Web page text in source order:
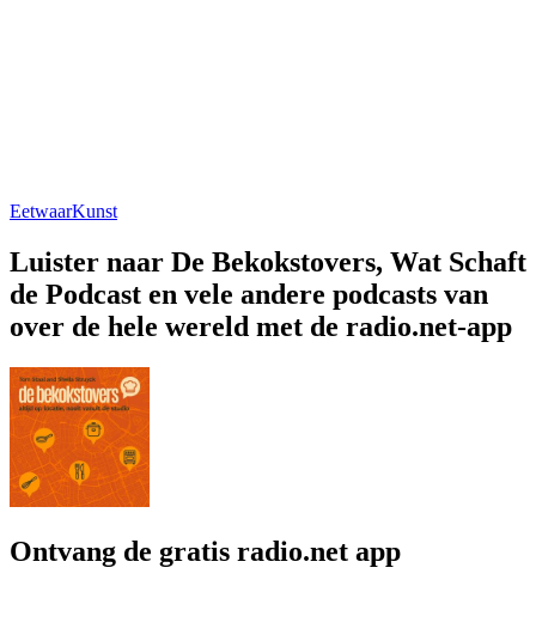
EetwaarKunst
Luister naar De Bekokstovers, Wat Schaft
de Podcast en vele andere podcasts van
over de hele wereld met de radio.net-app
Ontvang de gratis radio.net app